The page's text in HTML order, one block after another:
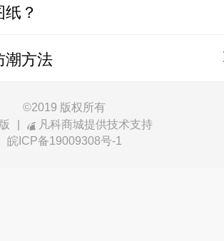
？
潮方法
©2019 版权所有
凡科商城提供技术支持
皖ICP备19009308号-1